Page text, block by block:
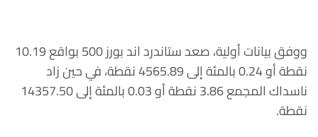
ووفق بيانات أولية، صعد ستاندرد اند بورز 500 بواقع 10.19
نقطة أو 0.24 بالمئة إلى 4565.89 نقطة، في حين زاد
ناسداك المجمع 3.86 نقطة أو 0.03 بالمئة إلى 14357.50
نقطة.